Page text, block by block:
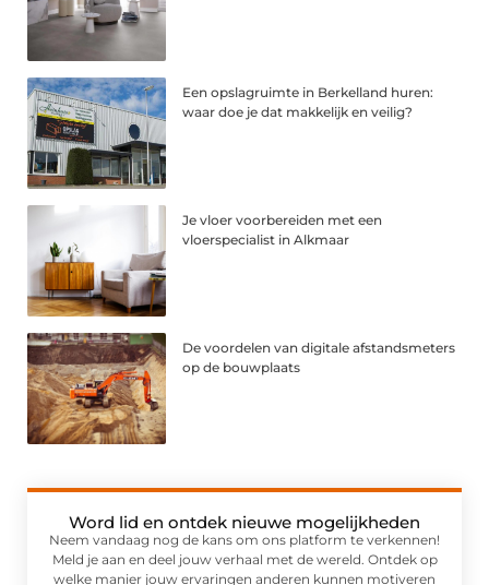
Een opslagruimte in Berkelland huren:
waar doe je dat makkelijk en veilig?
Je vloer voorbereiden met een
vloerspecialist in Alkmaar
De voordelen van digitale afstandsmeters
op de bouwplaats
Word lid en ontdek nieuwe mogelijkheden
Neem vandaag nog de kans om ons platform te verkennen!
Meld je aan en deel jouw verhaal met de wereld. Ontdek op
welke manier jouw ervaringen anderen kunnen motiveren